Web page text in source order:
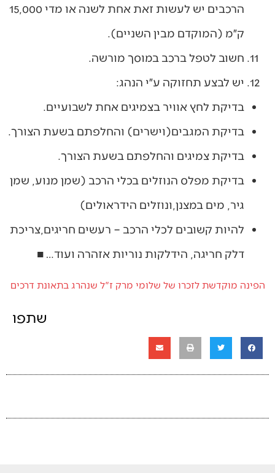
הרכבים יש לעשות זאת אחת לשנה או מדי 15,000
ק״מ (המוקדם מבין השניים).
חשוב לטפל ברכב במוסך מורשה.
יש לבצע תחזוקה ע״י הנהג:
בדיקת לחץ אוויר בצמיגים אחת לשבועיים.
בדיקת המגבים(וישרים) והחלפתם בשעת הצורך.
בדיקת צמיגים והחלפתם בשעת הצורך.
בדיקת מפלס הנוזלים בכלי הרכב (שמן מנוע, שמן
גיר, מים במצנן,ונוזלים הידראולים)
להיות קשובים לכלי הרכב – רעשים חריגים,צריכת
דלק חריגה, הידלקות נוריות אזהרה ועוד… ■
הפינה מוקדשת לזכרו של שלומי מרק ז"ל שנהרג בתאונת דרכים
שתפו